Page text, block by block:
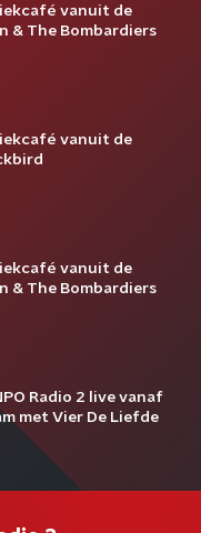
vanuit de
& The Bombardiers
vanuit de
vanuit de
& The Bombardiers
Radio 2 live vanaf
met Vier De Liefde